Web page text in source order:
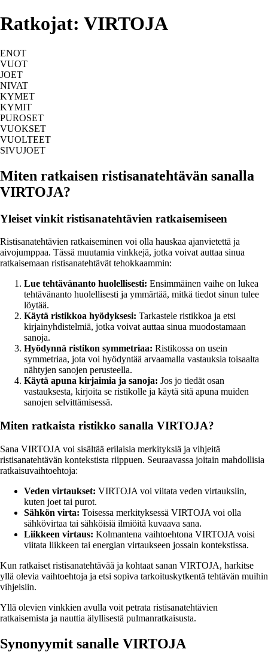
Ratkojat: VIRTOJA
ENOT
VUOT
JOET
NIVAT
KYMET
KYMIT
PUROSET
VUOKSET
VUOLTEET
SIVUJOET
Miten ratkaisen ristisanatehtävän sanalla
VIRTOJA?
Yleiset vinkit ristisanatehtävien ratkaisemiseen
Ristisanatehtävien ratkaiseminen voi olla hauskaa ajanvietettä ja
aivojumppaa. Tässä muutamia vinkkejä, jotka voivat auttaa sinua
ratkaisemaan ristisanatehtävät tehokkaammin:
Lue tehtävänanto huolellisesti: Ensimmäinen vaihe on lukea
tehtävänanto huolellisesti ja ymmärtää, mitkä tiedot sinun tulee
löytää.
Käytä ristikkoa hyödyksesi: Tarkastele ristikkoa ja etsi
kirjainyhdistelmiä, jotka voivat auttaa sinua muodostamaan
sanoja.
Hyödynnä ristikon symmetriaa: Ristikossa on usein
symmetriaa, jota voi hyödyntää arvaamalla vastauksia toisaalta
nähtyjen sanojen perusteella.
Käytä apuna kirjaimia ja sanoja: Jos jo tiedät osan
vastauksesta, kirjoita se ristikolle ja käytä sitä apuna muiden
sanojen selvittämisessä.
Miten ratkaista ristikko sanalla VIRTOJA?
Sana VIRTOJA voi sisältää erilaisia merkityksiä ja vihjeitä
ristisanatehtävän kontekstista riippuen. Seuraavassa joitain mahdollisia
ratkaisuvaihtoehtoja:
Veden virtaukset: VIRTOJA voi viitata veden virtauksiin,
kuten joet tai purot.
Sähkön virta: Toisessa merkityksessä VIRTOJA voi olla
sähkövirtaa tai sähköisiä ilmiöitä kuvaava sana.
Liikkeen virtaus: Kolmantena vaihtoehtona VIRTOJA voisi
viitata liikkeen tai energian virtaukseen jossain kontekstissa.
Kun ratkaiset ristisanatehtävää ja kohtaat sanan VIRTOJA, harkitse
yllä olevia vaihtoehtoja ja etsi sopiva tarkoituskytkentä tehtävän muihin
vihjeisiin.
Yllä olevien vinkkien avulla voit petrata ristisanatehtävien
ratkaisemista ja nauttia älyllisestä pulmanratkaisusta.
Synonyymit sanalle VIRTOJA